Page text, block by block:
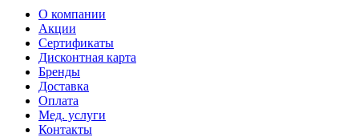
О компании
Акции
Сертификаты
Дисконтная карта
Бренды
Доставка
Оплата
Мед. услуги
Контакты